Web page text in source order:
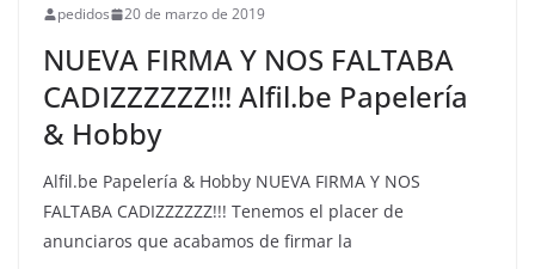
pedidos 20 de marzo de 2019
NUEVA FIRMA Y NOS FALTABA
CADIZZZZZZ!!! Alfil.be Papelería
& Hobby
Alfil.be Papelería & Hobby NUEVA FIRMA Y NOS
FALTABA CADIZZZZZZ!!! Tenemos el placer de
anunciaros que acabamos de firmar la